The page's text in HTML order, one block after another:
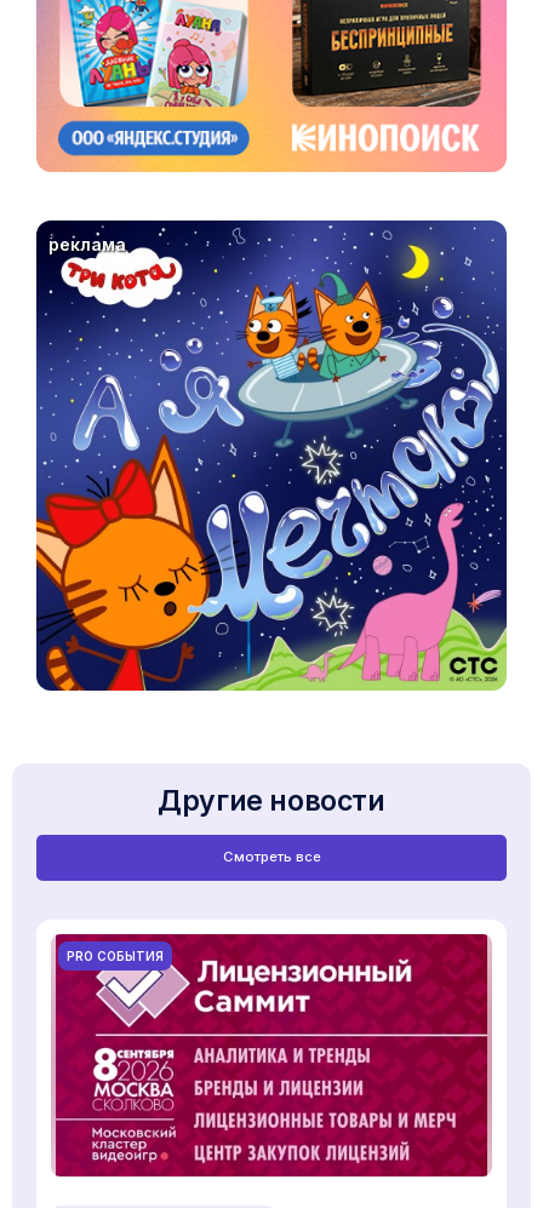
реклама
Другие новости
Смотреть все
PRO СОБЫТИЯ